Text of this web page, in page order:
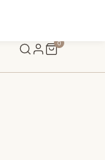
• Verzonden
0